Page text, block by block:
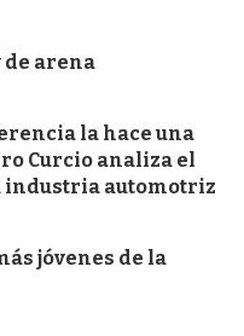
de arena
la hace una
Curcio analiza el
industria automotriz
jóvenes de la